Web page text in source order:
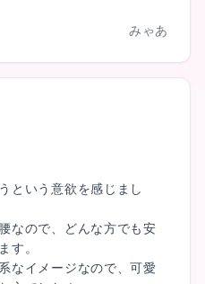
みゃあ
という意欲を感じまし
なので、どんな方でも安
す。
なイメージなので、可愛